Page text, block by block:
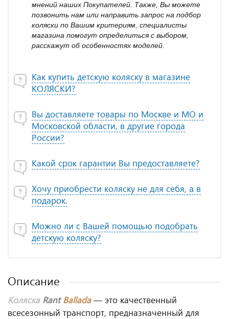
мнений наших Покупателей. Также, Вы можете
позвонить нам или направить запрос на подбор
коляски по Вашим критериям, специалисты
магазина помогут определиться с выбором,
расскажут об особенностях моделей.
Как купить детскую коляску в магазине
КОЛЯСКИ?
Вы доставляете товары по Москве и МО и
Московской области, в другие города
России?
Какой срок гарантии Вы предоставляете?
Хочу приобрести коляску не для себя, а в
подарок.
Можно ли с Вашей помощью подобрать
детскую коляску?
Описание
Коляска RantBallada— это качественный
всесезонный транспорт, предназначенный для